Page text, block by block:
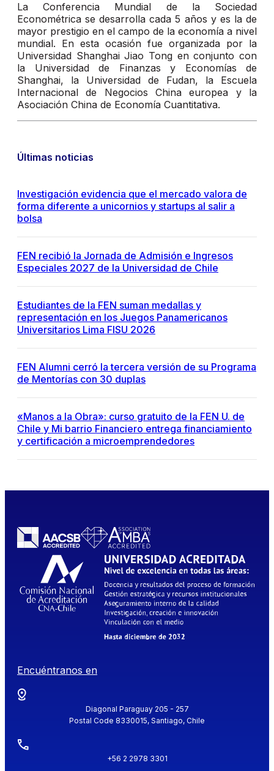
La Conferencia Mundial de la Sociedad
Econométrica se desarrolla cada 5 años y es la de
mayor prestigio en el campo de la economía a nivel
mundial. En esta ocasión fue organizada por la
Universidad Shanghai Jiao Tong en conjunto con
la Universidad de Finanzas y Economías de
Shanghai, la Universidad de Fudan, la Escuela
Internacional de Negocios China europea y la
Asociación China de Economía Cuantitativa.
Últimas noticias
Investigación evidencia que el mercado valora de
forma diferente a unicornios y startups al salir a
bolsa
FEN recibió la Jornada de Admisión e Ingresos
Especiales 2027 de la Universidad de Chile
Estudiantes de la FEN suman medallas y
representación en los Juegos Panamericanos
Universitarios Lima FISU 2026
FEN Alumni cerró la tercera versión de su Programa
de Mentorías con 30 duplas
«Manos a la Obra»: curso gratuito de la FEN U. de
Chile y Mi barrio Financiero entrega financiamiento
y certificación a microemprendedores
Encuéntranos en
Diagonal Paraguay 205 - 257
Postal Code 8330015, Santiago, Chile
+56 2 2978 3301